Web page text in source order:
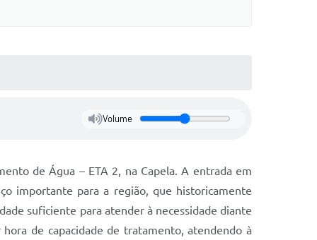
Volume
de Água – ETA 2, na Capela. A entrada em
importante para a região, que historicamente
suficiente para atender à necessidade diante
de capacidade de tratamento, atendendo à